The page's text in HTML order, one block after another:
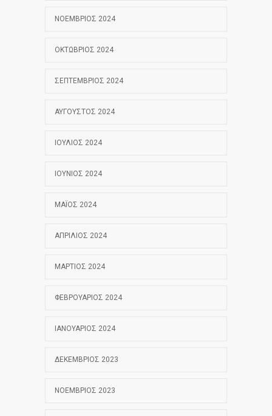
ΝΟΈΜΒΡΙΟΣ 2024
ΟΚΤΏΒΡΙΟΣ 2024
ΣΕΠΤΈΜΒΡΙΟΣ 2024
ΑΎΓΟΥΣΤΟΣ 2024
ΙΟΎΛΙΟΣ 2024
ΙΟΎΝΙΟΣ 2024
ΜΆΙΟΣ 2024
ΑΠΡΊΛΙΟΣ 2024
ΜΆΡΤΙΟΣ 2024
ΦΕΒΡΟΥΆΡΙΟΣ 2024
ΙΑΝΟΥΆΡΙΟΣ 2024
ΔΕΚΈΜΒΡΙΟΣ 2023
ΝΟΈΜΒΡΙΟΣ 2023